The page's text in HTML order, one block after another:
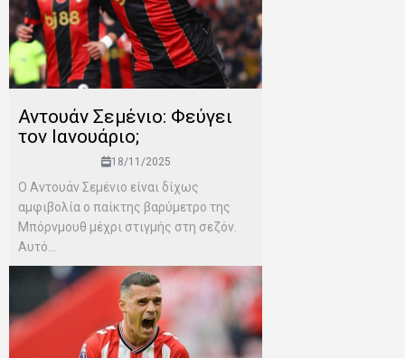
Αντουάν Σεμένιο: Φεύγει
τον Ιανουάριο;
18/11/2025
Ο Αντουάν Σεμένιο είναι δίχως
αμφιβολία ο παίκτης βαρύμετρο της
Μπόρνμουθ μέχρι στιγμής στη σεζόν.
Αυτό...